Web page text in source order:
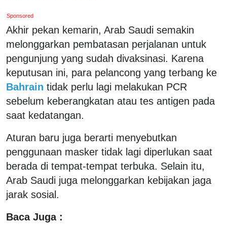
Sponsored
Akhir pekan kemarin, Arab Saudi semakin
melonggarkan pembatasan perjalanan untuk
pengunjung yang sudah divaksinasi. Karena
keputusan ini, para pelancong yang terbang ke
Bahrain tidak perlu lagi melakukan PCR
sebelum keberangkatan atau tes antigen pada
saat kedatangan.
Aturan baru juga berarti menyebutkan
penggunaan masker tidak lagi diperlukan saat
berada di tempat-tempat terbuka. Selain itu,
Arab Saudi juga melonggarkan kebijakan jaga
jarak sosial.
Baca Juga :